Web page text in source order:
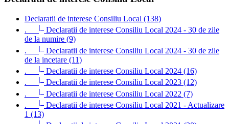
Declaratii de interese Consiliu Local (138)
.
|_
Declaratii de interese Consiliu Local 2024 - 30 de zile
de la numire (9)
.
|_
Declaratii de interese Consiliu Local 2024 - 30 de zile
de la incetare (11)
.
|_
Declaratii de interese Consiliu Local 2024 (16)
.
|_
Declaratii de interese Consiliu Local 2023 (12)
.
|_
Declaratii de interese Consiliu Local 2022 (7)
.
|_
Declaratii de interese Consiliu Local 2021 - Actualizare
1 (13)